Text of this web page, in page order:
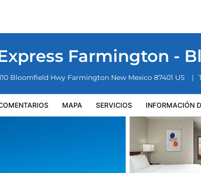
Farmington -
Bloomfield Hwy Farmington New Mexico 87401 US
MAPA SERVICIOS INFORMACIÓN
by IHG